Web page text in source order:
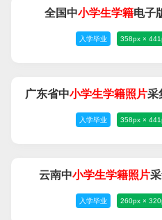
全国中小学生学籍电子
入学毕业 358px ×
广东省中小学生学籍照片采
照
入学毕业 358px ×
云南中小学生学籍照片
入学毕业 260px ×